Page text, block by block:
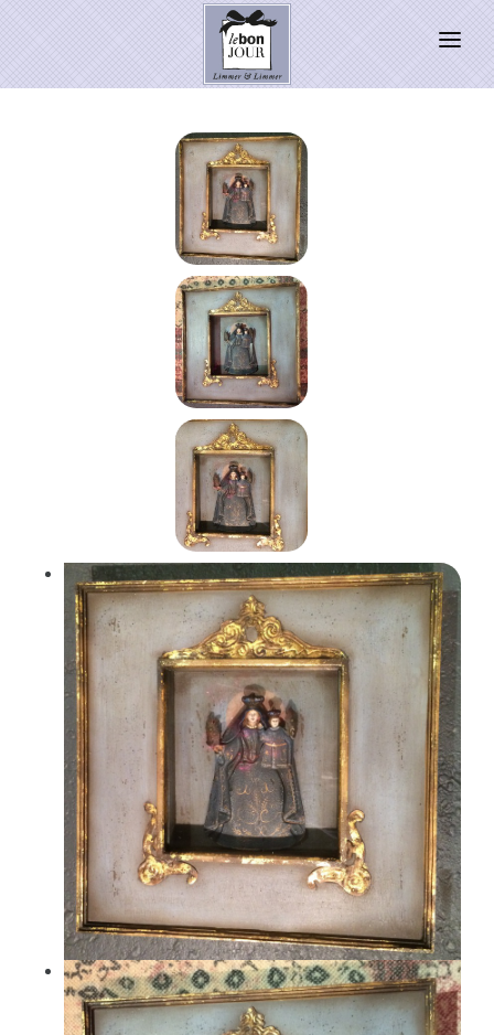
HOME
WEIHNACHTSZAUBER 2026